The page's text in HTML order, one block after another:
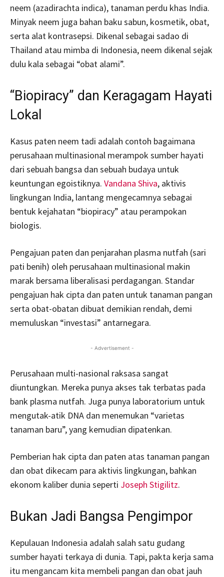
neem (azadirachta indica), tanaman perdu khas India.
Minyak neem juga bahan baku sabun, kosmetik, obat,
serta alat kontrasepsi. Dikenal sebagai sadao di
Thailand atau mimba di Indonesia, neem dikenal sejak
dulu kala sebagai “obat alami”.
“Biopiracy” dan Keragagam Hayati
Lokal
Kasus paten neem tadi adalah contoh bagaimana
perusahaan multinasional merampok sumber hayati
dari sebuah bangsa dan sebuah budaya untuk
keuntungan egoistiknya. Vandana Shiva, aktivis
lingkungan India, lantang mengecamnya sebagai
bentuk kejahatan “biopiracy” atau perampokan
biologis.
Pengajuan paten dan penjarahan plasma nutfah (sari
pati benih) oleh perusahaan multinasional makin
marak bersama liberalisasi perdagangan. Standar
pengajuan hak cipta dan paten untuk tanaman pangan
serta obat-obatan dibuat demikian rendah, demi
memuluskan “investasi” antarnegara.
- Advertisement -
Perusahaan multi-nasional raksasa sangat
diuntungkan. Mereka punya akses tak terbatas pada
bank plasma nutfah. Juga punya laboratorium untuk
mengutak-atik DNA dan menemukan “varietas
tanaman baru”, yang kemudian dipatenkan.
Pemberian hak cipta dan paten atas tanaman pangan
dan obat dikecam para aktivis lingkungan, bahkan
ekonom kaliber dunia seperti Joseph Stigilitz.
Bukan Jadi Bangsa Pengimpor
Kepulauan Indonesia adalah salah satu gudang
sumber hayati terkaya di dunia. Tapi, pakta kerja sama
itu mengancam kita membeli pangan dan obat jauh